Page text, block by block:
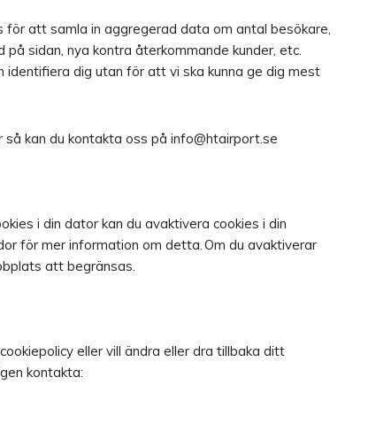
att samla in aggregerad data om antal besökare,
sidan, nya kontra återkommande kunder, etc.
dig utan för att vi ska kunna ge dig mest
kan du kontakta oss på info@htairport.se
i din dator kan du avaktivera cookies i din
för mer information om detta. Om du avaktiverar
att begränsas.
eller vill ändra eller dra tillbaka ditt
kontakta: